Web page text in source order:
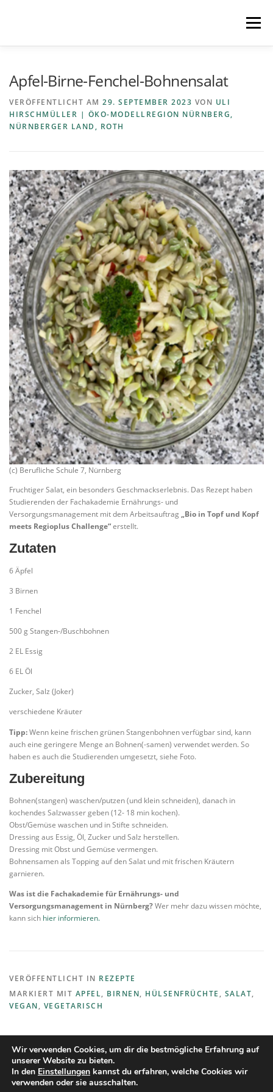
Menü
REGIONEN REGIOPLUS-WISSEN KONTAKT
Apfel-Birne-Fenchel-Bohnensalat
VERÖFFENTLICHT AM 29. SEPTEMBER 2023 VON ULI
HIRSCHMÜLLER | ÖKO-MODELLREGION NÜRNBERG,
NÜRNBERGER LAND, ROTH
(c) Berufliche Schule 7, Nürnberg
Fruchtiger Salat, ein besonders Geschmackserlebnis. Das Rezept haben
Studierenden der Fachakademie Ernährungs- und
Versorgungsmanagement mit dem Arbeitsauftrag „Bio in Topf und Kopf
meets Regioplus Challenge“erstellt.
Zutaten
6 Äpfel
3 Birnen
1 Fenchel
500 g Stangen-/Buschbohnen
2 EL Essig
6 EL Öl
Zucker, Salz (Joker)
verschiedene Kräuter
Tipp:Wenn keine frischen grünen Stangenbohnen verfügbar sind, kann
auch eine geringere Menge an Bohnen(-samen) verwendet werden. So
haben es auch die Studierenden umgesetzt, siehe Foto.
Zubereitung
Bohnen(stangen) waschen/putzen (und klein schneiden), danach in
kochendes Salzwasser geben (12- 18 min kochen).
Obst/Gemüse waschen und in Stifte schneiden.
Dressing aus Essig, Öl, Zucker und Salz herstellen.
Dressing mit Obst und Gemüse vermengen.
Bohnensamen als Topping auf den Salat und mit frischen Kräutern
garnieren.
Was ist die Fachakademie für Ernährungs- und
Versorgungsmanagement in Nürnberg?Wer mehr dazu wissen möchte,
kann sich hier informieren.
VERÖFFENTLICHT IN REZEPTE
MARKIERT MIT APFEL, BIRNEN, HÜLSENFRÜCHTE , SALAT,
VEGAN, VEGETARISCH
Copyright © 2026 RegioPlus Challenge
Wir verwenden Cookies, um dir die bestmögliche Erfahrung auf
unserer Website zu bieten.
In den Einstellungen kannst du erfahren, welche Cookies wir
verwenden oder sie ausschalten.